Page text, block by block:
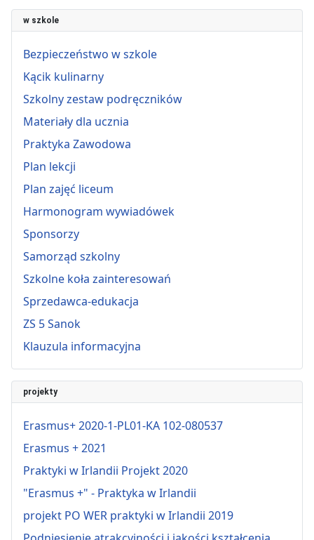
w szkole
Bezpieczeństwo w szkole
Kącik kulinarny
Szkolny zestaw podręczników
Materiały dla ucznia
Praktyka Zawodowa
Plan lekcji
Plan zajęć liceum
Harmonogram wywiadówek
Sponsorzy
Samorząd szkolny
Szkolne koła zainteresowań
Sprzedawca-edukacja
ZS 5 Sanok
Klauzula informacyjna
projekty
Erasmus+ 2020-1-PL01-KA 102-080537
Erasmus + 2021
Praktyki w Irlandii Projekt 2020
"Erasmus +" - Praktyka w Irlandii
projekt PO WER praktyki w Irlandii 2019